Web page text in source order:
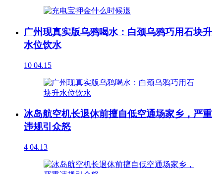
广州现真实版乌鸦喝水：白颈乌鸦巧用石块升
水位饮水
10 04.15
冰岛航空机长退休前擅自低空通场家乡，严重
违规引众怒
4 04.13